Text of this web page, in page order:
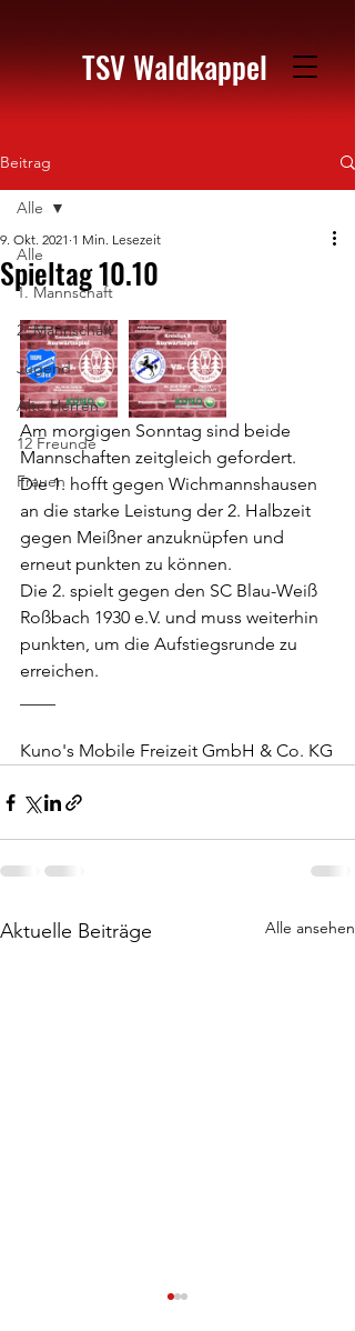
TSV Waldkappel
Beitrag
Alle
1. Mannschaft
2. Mannschaft
Jugend
Alte Herren
12 Freunde
Frauen
Alle
Spieltag 10.10
9. Okt. 2021 1 Min. Lesezeit
Am morgigen Sonntag sind beide
Mannschaften zeitgleich gefordert.
Die 1. hofft gegen Wichmannshausen
an die starke Leistung der 2. Halbzeit
gegen Meißner anzuknüpfen und
erneut punkten zu können.
Die 2. spielt gegen den SC Blau-Weiß
Roßbach 1930 e.V. und muss weiterhin
punkten, um die Aufstiegsrunde zu
erreichen.
Kuno's Mobile Freizeit GmbH & Co. KG
Aktuelle Beiträge Alle ansehen